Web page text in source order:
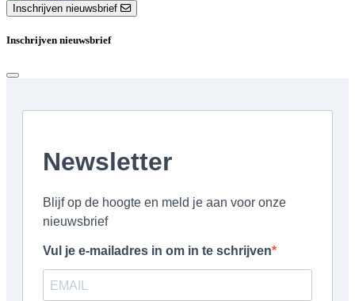
Inschrijven nieuwsbrief
Inschrijven nieuwsbrief